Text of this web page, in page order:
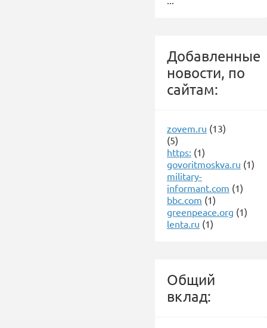
Добавленные
новости, по
сайтам:
zovem.ru (13)
(5)
https: (1)
govoritmoskva.ru (1)
military-
informant.com (1)
bbc.com (1)
greenpeace.org (1)
lenta.ru (1)
Общий
вклад: